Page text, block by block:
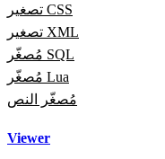
تصغير CSS
تصغير XML
مُصغّر SQL
مُصغّر Lua
مُصغّر النص
Viewer